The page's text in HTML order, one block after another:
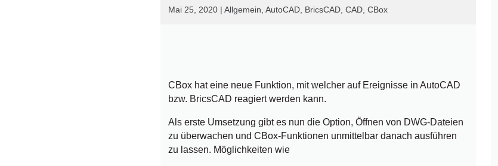
Mai 25, 2020 |Allgemein ,AutoCAD BricsCAD ,CAD ,CBox
CBox hat eine neue Funktion, mit welcher auf Ereignisse in AutoCAD
bzw. BricsCAD reagiert werden kann.
Als erste Umsetzung gibt es nun die Option, Öffnen von DWG-Dateien
zu überwachen und CBox-Funktionen unmittelbar danach ausführen
zu lassen. Möglichkeiten wie